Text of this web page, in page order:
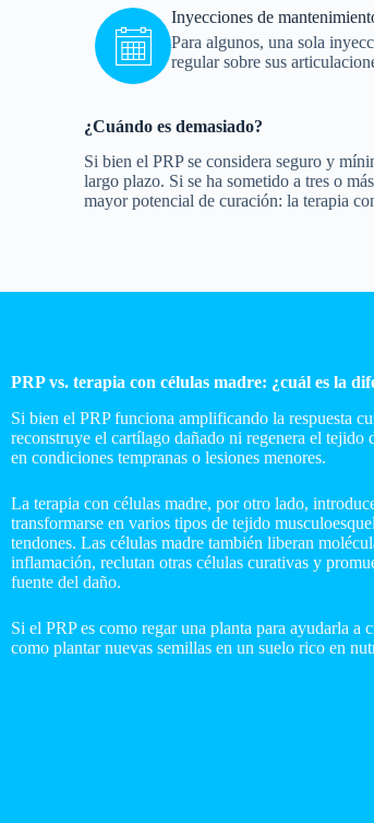
Inyecciones de
Para algunos, una sola
regular sobre sus
¿Cuándo es demasiado?
Si bien el PRP se considera seguro y
largo plazo. Si se ha sometido a tres o
mayor potencial de curación: la terapia
PRP vs. terapia con células madre: ¿cuál es la
Si bien el PRP funciona amplificando la respuesta
reconstruye el cartílago dañado ni regenera el tejido
en condiciones tempranas o lesiones menores.
La terapia con células madre, por otro lado,
transformarse en varios tipos de tejido
tendones. Las células madre también liberan
inflamación, reclutan otras células curativas y
fuente del daño.
Si el PRP es como regar una planta para ayudarla a
como plantar nuevas semillas en un suelo rico en